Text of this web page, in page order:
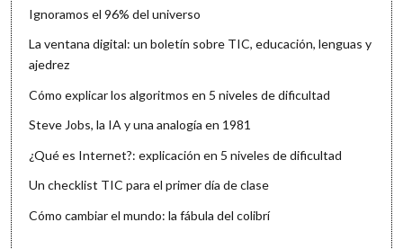
Ignoramos el 96% del universo
La ventana digital: un boletín sobre TIC, educación, lenguas y
ajedrez
Cómo explicar los algoritmos en 5 niveles de dificultad
Steve Jobs, la IA y una analogía en 1981
¿Qué es Internet?: explicación en 5 niveles de dificultad
Un checklist TIC para el primer día de clase
Cómo cambiar el mundo: la fábula del colibrí